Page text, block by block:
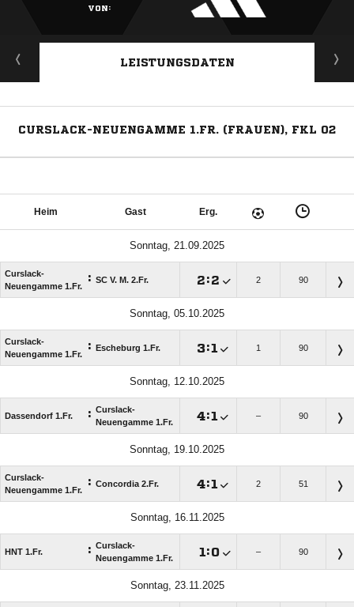
VON:
LEISTUNGSDATEN
CURSLACK-NEUENGAMME 1.FR. (FRAUEN), FKL 02
Heim Gast Erg.
Sonntag, 21.09.2025
Curslack-
Neuengamme 1.Fr.
: SC V. M. 2.Fr. : 2 90
Sonntag, 05.10.2025
Curslack-
Neuengamme 1.Fr.
: Escheburg 1.Fr. : 1 90
Sonntag, 12.10.2025
Dassendorf 1.Fr. : Curslack-
Neuengamme 1.Fr.
: – 90
Sonntag, 19.10.2025
Curslack-
Neuengamme 1.Fr.
: Concordia 2.Fr. : 2 51
Sonntag, 16.11.2025
HNT 1.Fr. : Curslack-
Neuengamme 1.Fr.
 : – 90
Sonntag, 23.11.2025